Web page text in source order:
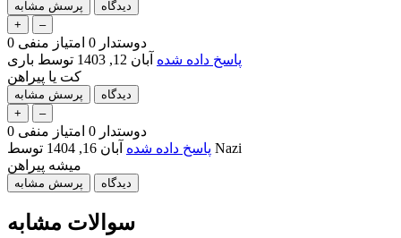
0 دوستدار 0 امتیاز منفی
پاسخ داده شده آبان 12, 1403 توسط باری
کت یا پیراهن
0 دوستدار 0 امتیاز منفی
پاسخ داده شده آبان 16, 1404
Nazi
میشه پیراهن
سوالات مشابه